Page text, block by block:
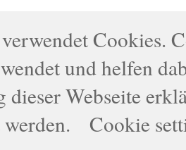
Cookies.
und helfen
Webseite
Cookie